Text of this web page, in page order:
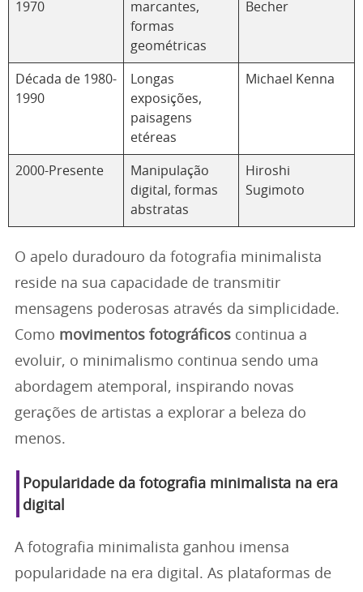
1970
marcantes,
formas
geométricas
Becher
Década de 1980-
1990
Longas
exposições,
paisagens
etéreas
Michael Kenna
2000-Presente
Manipulação
digital, formas
abstratas
Hiroshi
Sugimoto
O apelo duradouro da fotografia minimalista
reside na sua capacidade de transmitir
mensagens poderosas através da simplicidade.
Como movimentos fotográficos continua a
evoluir, o minimalismo continua sendo uma
abordagem atemporal, inspirando novas
gerações de artistas a explorar a beleza do
menos.
Popularidade da fotografia minimalista na era
digital
A fotografia minimalista ganhou imensa
popularidade na era digital. As plataformas de